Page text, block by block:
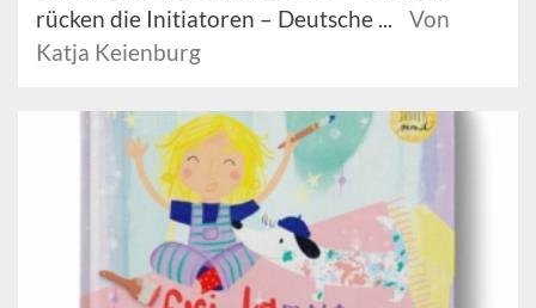
rücken die Initiatoren – Deutsche ...
Von
Katja Keienburg